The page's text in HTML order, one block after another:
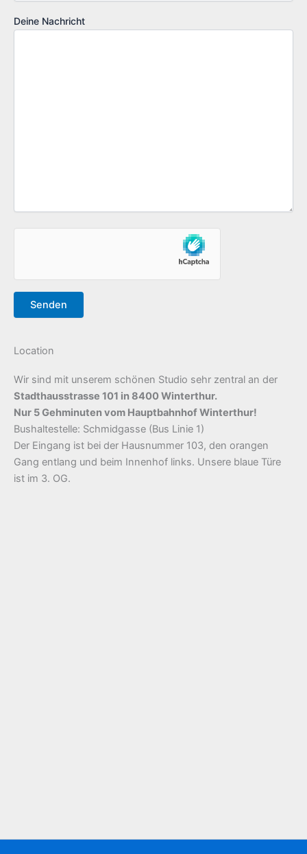
Deine Nachricht
Location
Wir sind mit unserem schönen Studio sehr zentral an der
Stadthausstrasse 101 in 8400 Winterthur.
Nur 5 Gehminuten vom Hauptbahnhof Winterthur!
Bushaltestelle: Schmidgasse (Bus Linie 1)
Der Eingang ist bei der Hausnummer 103, den orangen
Gang entlang und beim Innenhof links. Unsere blaue Türe
ist im 3. OG.